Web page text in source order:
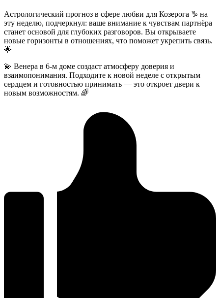
Астрологический прогноз в сфере любви для Козерога ♑ на
эту неделю, подчеркнул: ваше внимание к чувствам партнёра
станет основой для глубоких разговоров. Вы открываете
новые горизонты в отношениях, что поможет укрепить связь.
🌟
💫 Венера в 6-м доме создаст атмосферу доверия и
взаимопонимания. Подходите к новой неделе с открытым
сердцем и готовностью принимать — это откроет двери к
новым возможностям. 🌈